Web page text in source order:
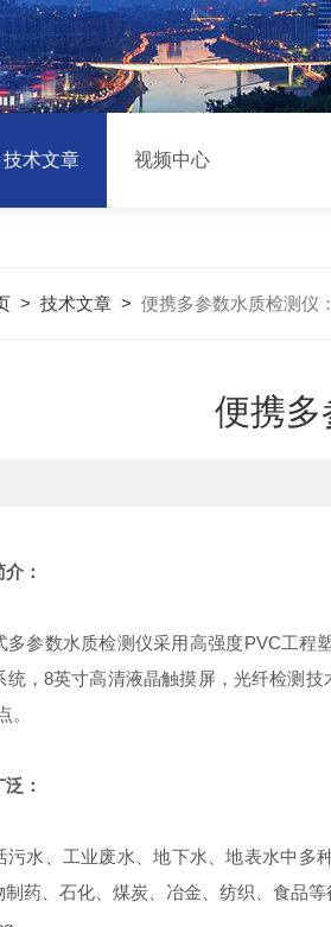
技术文章 视频中心
> 技术文章 > 便携多参数水质检测仪
便携多
：
数水质检测仪采用高强度PVC工程塑
统，8英寸高清液晶触摸屏，光纤检测
。
：
、工业废水、地下水、地表水中多种
药、石化、煤炭、冶金、纺织、食品